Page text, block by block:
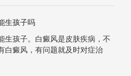
生孩子吗
生孩子。白癜风是皮肤疾病，不
白癜风，有问题就及时对症治